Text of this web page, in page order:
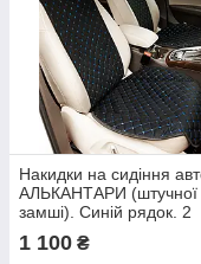
Накидки на сидіння
АЛЬКАНТАРИ (штучної
замші). Синій рядок. 2
передніх
1 100 ₴